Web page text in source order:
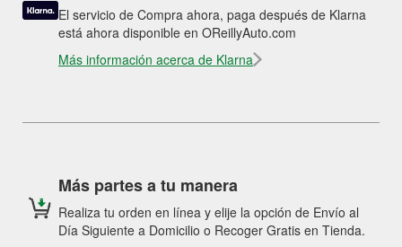
El servicio de Compra ahora, paga después de Klarna
está ahora disponible en OReillyAuto.com
Más información acerca de Klarna
Más partes a tu manera
Realiza tu orden en línea y elije la opción de Envío al
Día Siguiente a Domicilio o Recoger Gratis en Tienda.